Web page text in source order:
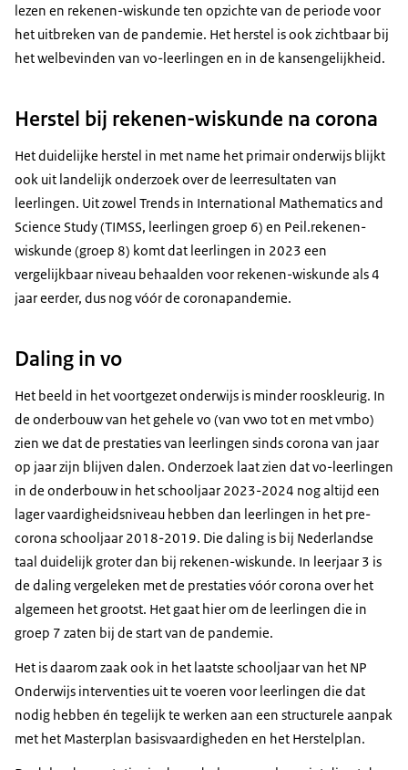
lezen en rekenen-wiskunde ten opzichte van de periode voor
het uitbreken van de pandemie. Het herstel is ook zichtbaar bij
het welbevinden van vo-leerlingen en in de kansengelijkheid.
Herstel bij rekenen-wiskunde na corona
Het duidelijke herstel in met name het primair onderwijs blijkt
ook uit landelijk onderzoek over de leerresultaten van
leerlingen. Uit zowel Trends in International Mathematics and
Science Study (TIMSS, leerlingen groep 6) en Peil.rekenen-
wiskunde (groep 8) komt dat leerlingen in 2023 een
vergelijkbaar niveau behaalden voor rekenen-wiskunde als 4
jaar eerder, dus nog vóór de coronapandemie.
Daling in vo
Het beeld in het voortgezet onderwijs is minder rooskleurig. In
de onderbouw van het gehele vo (van vwo tot en met vmbo)
zien we dat de prestaties van leerlingen sinds corona van jaar
op jaar zijn blijven dalen. Onderzoek laat zien dat vo-leerlingen
in de onderbouw in het schooljaar 2023-2024 nog altijd een
lager vaardigheidsniveau hebben dan leerlingen in het pre-
corona schooljaar 2018-2019. Die daling is bij Nederlandse
taal duidelijk groter dan bij rekenen-wiskunde. In leerjaar 3 is
de daling vergeleken met de prestaties vóór corona over het
algemeen het grootst. Het gaat hier om de leerlingen die in
groep 7 zaten bij de start van de pandemie.
Het is daarom zaak ook in het laatste schooljaar van het NP
Onderwijs interventies uit te voeren voor leerlingen die dat
nodig hebben én tegelijk te werken aan een structurele aanpak
met het Masterplan basisvaardigheden en het Herstelplan.